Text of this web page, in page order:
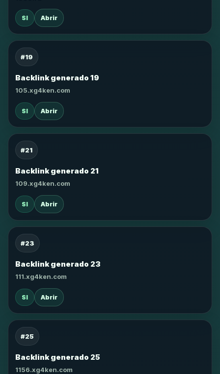
SI Abrir
#19
Backlink generado 19
105.xg4ken.com
SI Abrir
#21
Backlink generado 21
109.xg4ken.com
SI Abrir
#23
Backlink generado 23
111.xg4ken.com
SI Abrir
#25
Backlink generado 25
1156.xg4ken.com